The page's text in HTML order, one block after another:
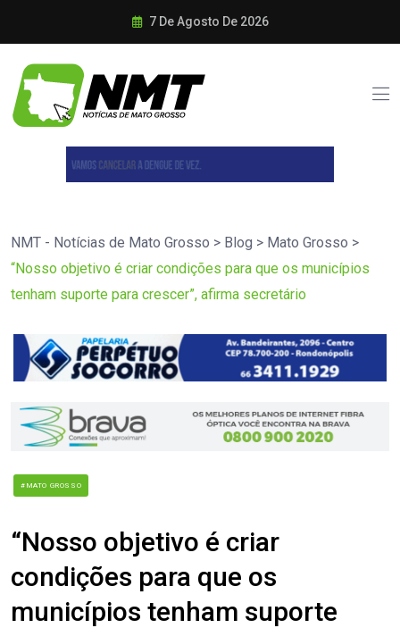
7 De Agosto De 2026
NMT - Notícias de Mato Grosso > Blog > Mato Grosso >
“Nosso objetivo é criar condições para que os municípios
tenham suporte para crescer”, afirma secretário
#MATO GROSSO
“Nosso objetivo é criar
condições para que os
municípios tenham suporte